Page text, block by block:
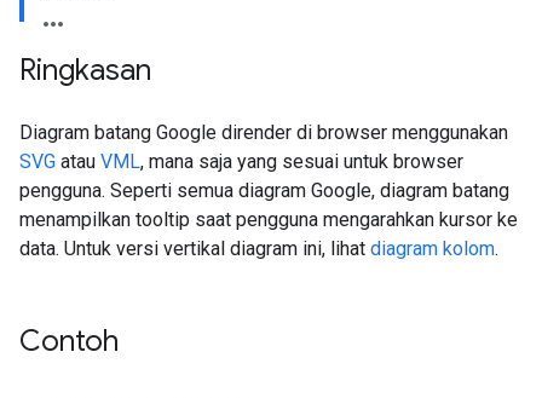
Ringkasan
Diagram batang Google dirender di browser menggunakan
SVG atau VML, mana saja yang sesuai untuk browser
pengguna. Seperti semua diagram Google, diagram batang
menampilkan tooltip saat pengguna mengarahkan kursor ke
data. Untuk versi vertikal diagram ini, lihat diagram kolom.
Contoh